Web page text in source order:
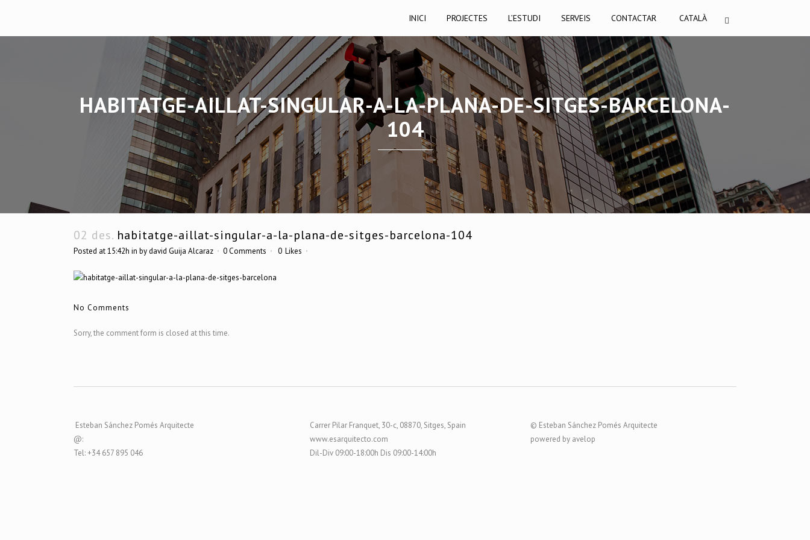
INICI PROJECTES L’ESTUDI SERVEIS CONTACTAR CATALÀ
HABITATGE-AILLAT-SINGULAR-A-LA-PLANA-DE-SITGES-BARCELONA-
104
02 des. habitatge-aillat-singular-a-la-plana-de-sitges-barcelona-104
Posted at 15:42h in bydavid Guija Alcaraz 0 Comments 0 Likes
No Comments
Sorry, the comment form is closed at this time.
Esteban Sánchez Pomés Arquitecte
@:
Tel: +34 657 895 046
Carrer Pilar Franquet, 30-c, 08870, Sitges, Spain
www.esarquitecto.com
Dil-Div 09:00-18:00h Dis 09:00-14:00h
© Esteban Sánchez Pomés Arquitecte
powered by avelop